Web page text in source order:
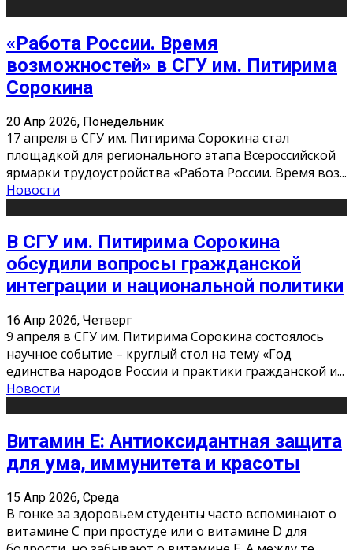
«Работа России. Время
возможностей» в СГУ им. Питирима
Сорокина
20 Апр 2026, Понедельник
17 апреля в СГУ им. Питирима Сорокина стал
площадкой для регионального этапа Всероссийской
ярмарки трудоустройства «Работа России. Время воз...
Новости
В СГУ им. Питирима Сорокина
обсудили вопросы гражданской
интеграции и национальной политики
16 Апр 2026, Четверг
9 апреля в СГУ им. Питирима Сорокина состоялось
научное событие – круглый стол на тему «Год
единства народов России и практики гражданской и...
Новости
Витамин Е: Антиоксидантная защита
для ума, иммунитета и красоты
15 Апр 2026, Среда
В гонке за здоровьем студенты часто вспоминают о
витамине С при простуде или о витамине D для